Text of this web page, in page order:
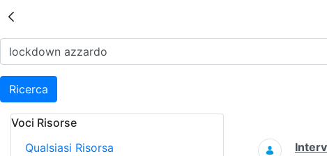
Risultati della Ricerca -
Ricerca
Voci Risorse
Qualsiasi Risorsa
Ricerca